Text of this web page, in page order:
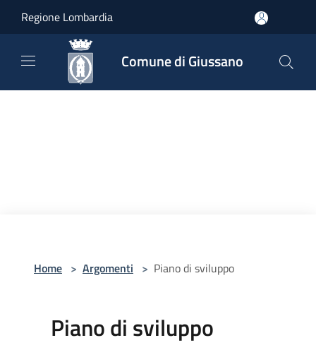
Regione Lombardia
Comune di Giussano
Home > Argomenti > Piano di sviluppo
Piano di sviluppo